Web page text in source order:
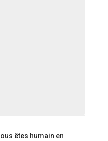
êtes humain en